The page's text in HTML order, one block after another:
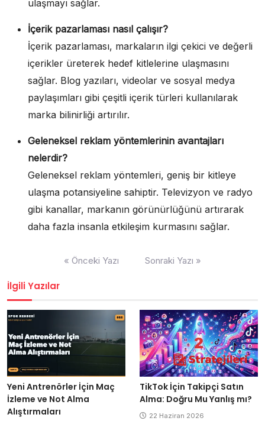
ulaşmayı sağlar.
İçerik pazarlaması nasıl çalışır?
İçerik pazarlaması, markaların ilgi çekici ve değerli
içerikler üreterek hedef kitlelerine ulaşmasını
sağlar. Blog yazıları, videolar ve sosyal medya
paylaşımları gibi çeşitli içerik türleri kullanılarak
marka bilinirliği artırılır.
Geleneksel reklam yöntemlerinin avantajları
nelerdir?
Geleneksel reklam yöntemleri, geniş bir kitleye
ulaşma potansiyeline sahiptir. Televizyon ve radyo
gibi kanallar, markanın görünürlüğünü artırarak
daha fazla insanla etkileşim kurmasını sağlar.
« Önceki Yazı Sonraki Yazı »
İlgili Yazılar
Yeni Antrenörler İçin Maç
İzleme ve Not Alma
Alıştırmaları
TikTok İçin Takipçi Satın
Alma: Doğru Mu Yanlış mı?
22 Haziran 2026